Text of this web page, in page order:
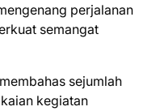
perjalanan
semangat
sejumlah
kegiatan